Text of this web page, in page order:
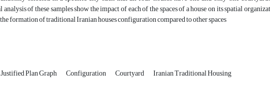
of these samples show the impact of each of the spaces of a house on its spatial
formation of traditional Iranian houses configuration compared to other spaces
Justified Plan Graph Configuration Courtyard Iranian Traditional Housing